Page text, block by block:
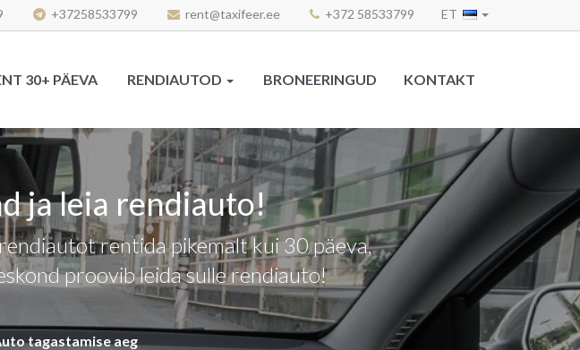
ET
+37258533799 rent@taxifeer.ee +372 58533799
30+ PÄEVA RENDIAUTOD BRONEERINGUD KONTAKT
ja leia rendiauto!
rentida pikemalt kui 30 päeva,
proovib leida sulle rendiauto!
tagastamise aeg